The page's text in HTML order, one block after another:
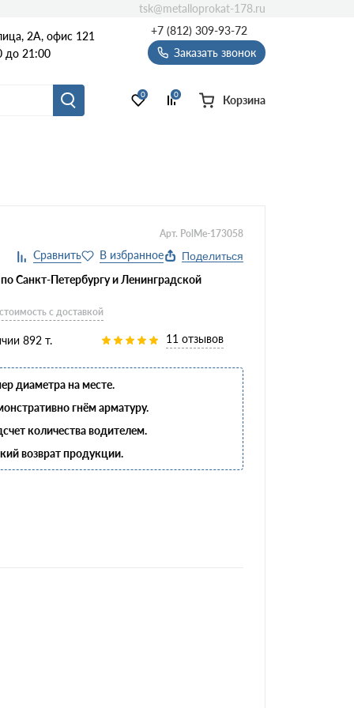
2А, офис 121
до 21:00
+7 (812) 309-93-72
Заказать звонок
0 0 Корзина
tsk@metalloprokat-178.ru
Арт. PolMe-173058
Поделиться
Санкт-Петербургу и Ленинградской
с доставкой
892 т. 11 отзывов
диаметра на месте.
гнём арматуру.
количества водителем.
возврат продукции.